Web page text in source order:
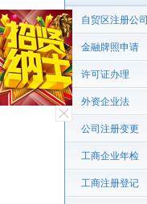
自贸区注册公司
金融牌照申请
许可证办理
外资企业法
公司注册变更
工商企业年检
工商注册登记